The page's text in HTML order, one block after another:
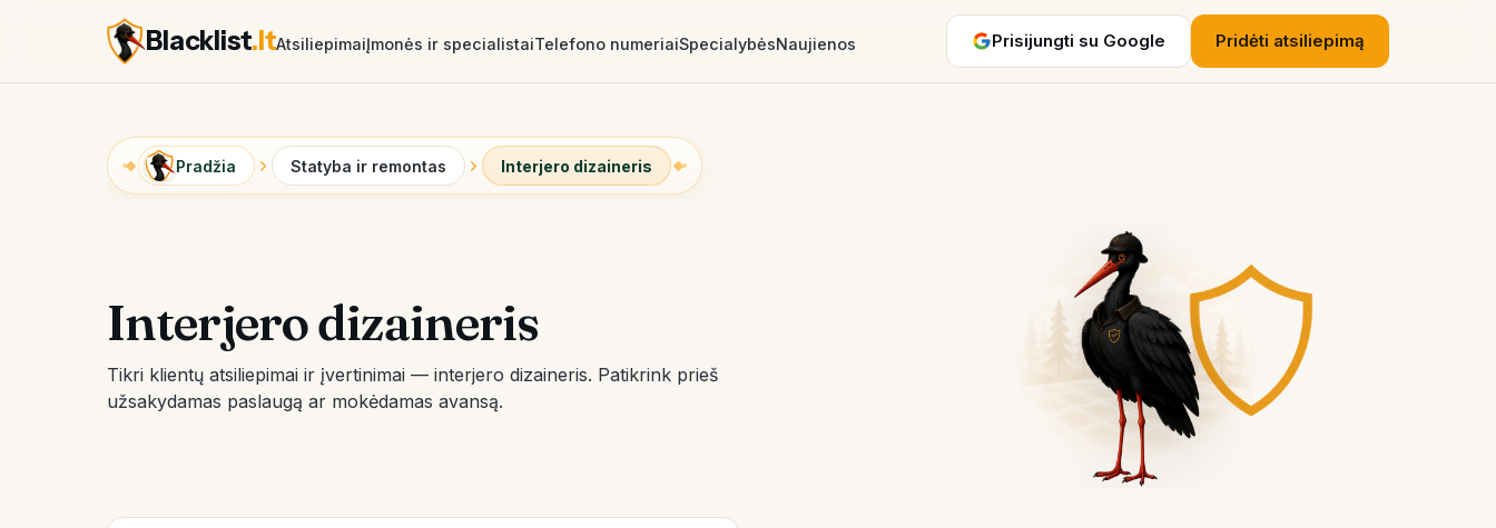
Blacklist.ltAtsiliepimaiĮmonės ir specialistaiTelefono numeriaiSpecialybėsNaujienos Prisijungti su Google Pridėti atsiliepimą
Pradžia Statyba ir remontas Interjero dizaineris
Interjero dizaineris
Tikri klientų atsiliepimai ir įvertinimai — interjero dizaineris. Patikrink prieš
užsakydamas paslaugą ar mokėdamas avansą.